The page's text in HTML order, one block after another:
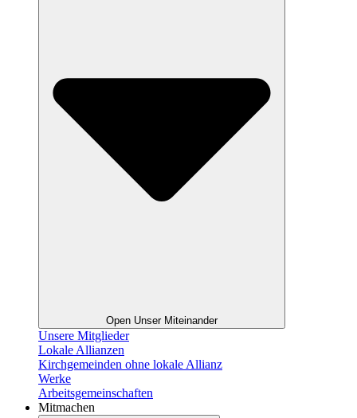
Open Unser Miteinander
Unsere Mitglieder
Lokale Allianzen
Kirchgemeinden ohne lokale Allianz
Werke
Arbeitsgemeinschaften
Mitmachen